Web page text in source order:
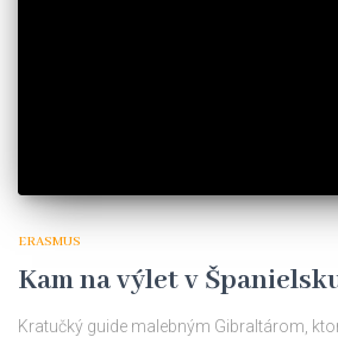
ERASMUS
Kam na výlet v
Kratučký guide malebným Gibraltárom,